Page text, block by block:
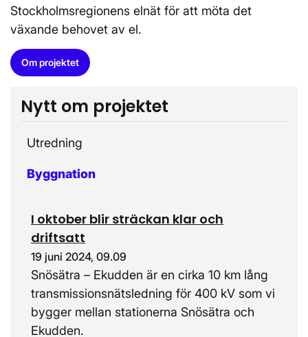
Stockholmsregionens elnät för att möta det
växande behovet av el.
Om projektet
Nytt om projektet
Utredning
Byggnation
I oktober blir sträckan klar och
driftsatt
19 juni 2024, 09.09
Snösätra – Ekudden är en cirka 10 km lång
transmissionsnätsledning för 400 kV som vi
bygger mellan stationerna Snösätra och
Ekudden.